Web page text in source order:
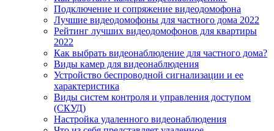
Подключение и сопряжение видеодомофона
Лучшие видеодомофоны для частного дома 2022
Рейтинг лучших видеодомофонов для квартиры
2022
Как выбрать видеонаблюдение для частного дома?
Виды камер для видеонаблюдения
Устройство беспроводной сигнализации и ее
характеристика
Виды систем контроля и управления доступом
(СКУД)
Настройка удаленного видеонаблюдения